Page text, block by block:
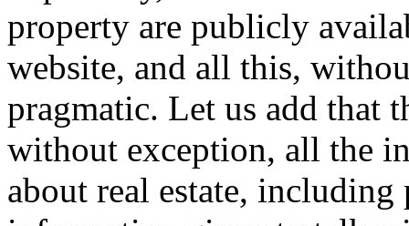
property are publicly
website, and all this,
pragmatic. Let us add that
without exception, all the
about real estate, including